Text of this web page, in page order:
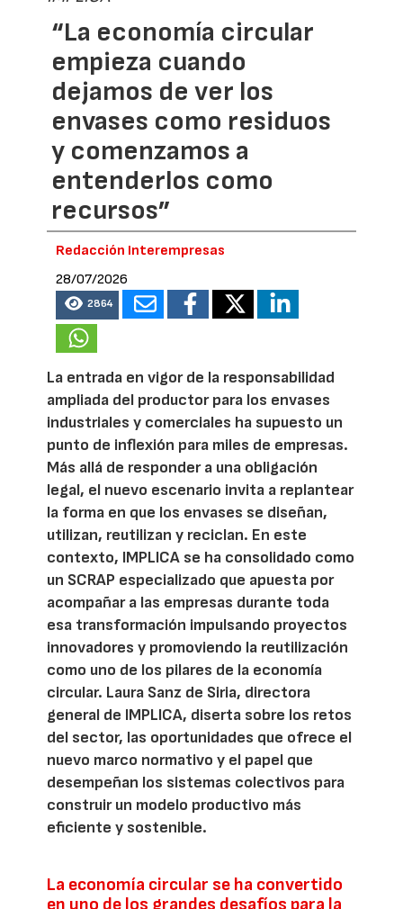
“La economía circular
empieza cuando
dejamos de ver los
envases como residuos
y comenzamos a
entenderlos como
recursos”
Redacción Interempresas
28/07/2026
2864
La entrada en vigor de la responsabilidad
ampliada del productor para los envases
industriales y comerciales ha supuesto un
punto de inflexión para miles de empresas.
Más allá de responder a una obligación
legal, el nuevo escenario invita a replantear
la forma en que los envases se diseñan,
utilizan, reutilizan y reciclan. En este
contexto, IMPLICA se ha consolidado como
un SCRAP especializado que apuesta por
acompañar a las empresas durante toda
esa transformación impulsando proyectos
innovadores y promoviendo la reutilización
como uno de los pilares de la economía
circular. Laura Sanz de Siria, directora
general de IMPLICA, diserta sobre los retos
del sector, las oportunidades que ofrece el
nuevo marco normativo y el papel que
desempeñan los sistemas colectivos para
construir un modelo productivo más
eficiente y sostenible.
La economía circular se ha convertido
en uno de los grandes desafíos para la